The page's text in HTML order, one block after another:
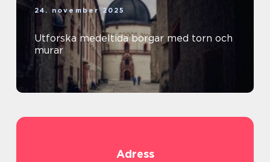
24. november 2025
Utforska medeltida borgar med torn och
murar
Adress